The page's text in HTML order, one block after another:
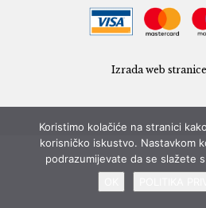
Izrada web
Koristimo kolačiće na stranici
korisničko iskustvo. Nastavkom
podrazumijevate da se slažete